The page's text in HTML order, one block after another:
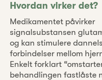
Hvordan virker det?
Medikamentet påvirker
signalsubstansen
og kan stimulere
forbindelser mellom
Enkelt forklart
behandlingen fastlåste